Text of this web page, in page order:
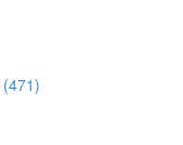
(471)